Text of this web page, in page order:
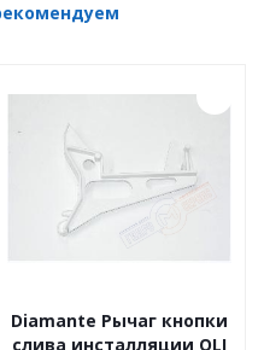
Diamante Рычаг кнопки
слива инсталляции OLI